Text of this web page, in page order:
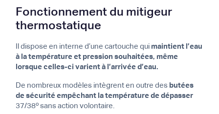
Fonctionnement du mitigeur
thermostatique
Il dispose en interne d’une cartouche qui maintient l’eau
à la température et pression souhaitées, même
lorsque celles-ci varient à l’arrivée d’eau.
De nombreux modèles intègrent en outre des butées
de sécurité empêchant la température de dépasser
37/38º sans action volontaire.